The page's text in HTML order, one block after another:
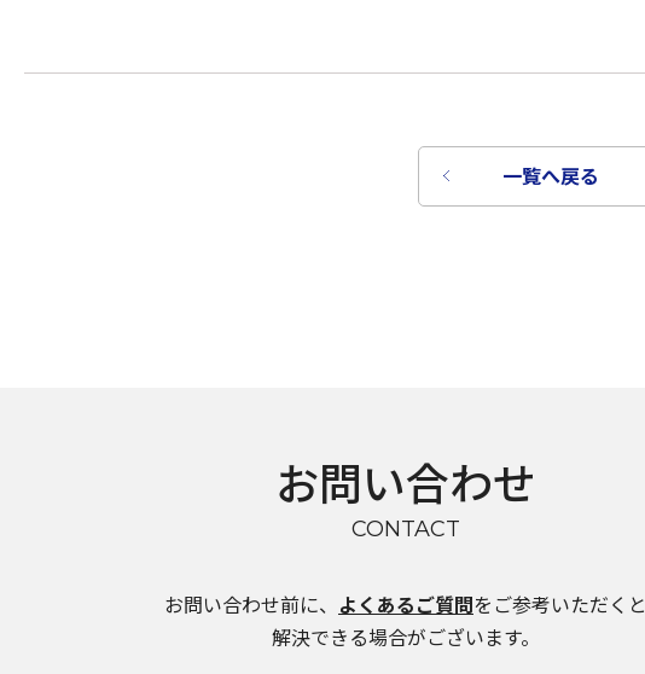
日本語
一覧へ戻る
お問い合わせ
CONTACT
お問い合わせ前に、 よくあるご質問をご参考いただくと
解決できる場合がございます。